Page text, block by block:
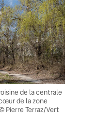
de la centrale
de la zone
Pierre Terraz/Vert